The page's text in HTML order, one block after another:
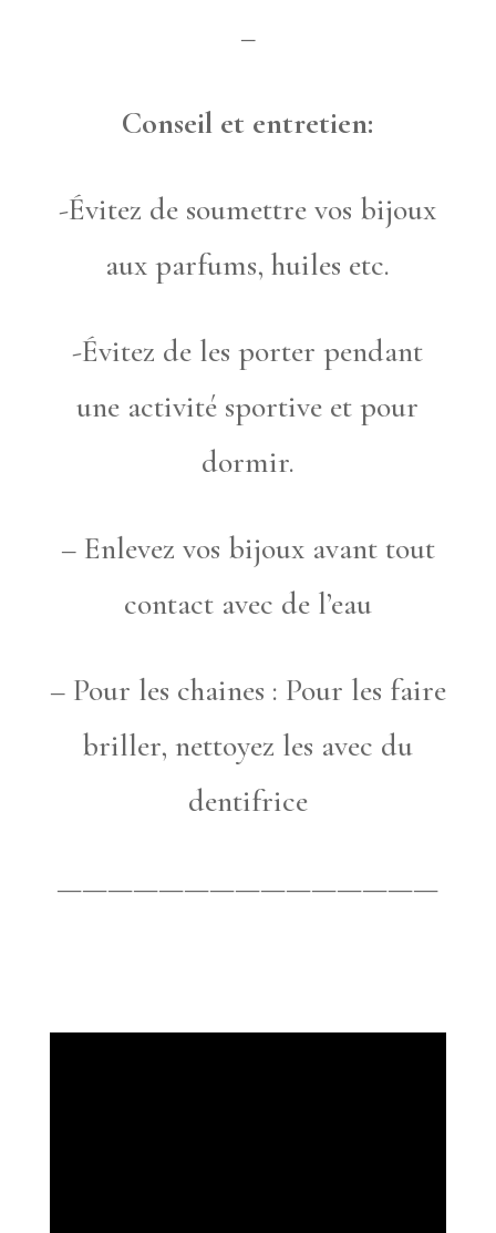
–
Conseil et entretien:
-Évitez de soumettre vos bijoux
aux parfums, huiles etc.
-Évitez de les porter pendant
une activité sportive et pour
dormir.
– Enlevez vos bijoux avant tout
contact avec de l’eau
– Pour les chaines : Pour les faire
briller, nettoyez les avec du
dentifrice
———————————————